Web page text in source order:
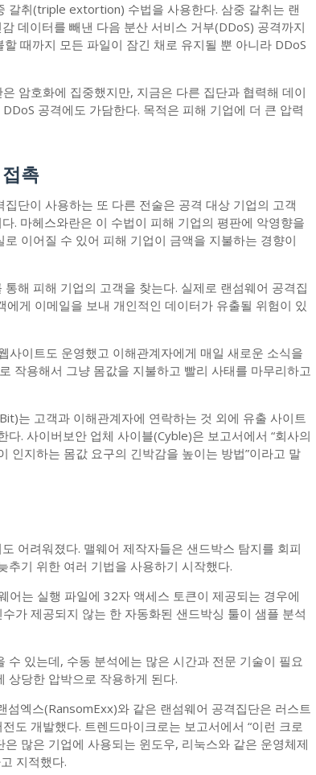
갈취(triple extortion) 수법을 사용한다. 삼중 갈취는 랜
데이터를 빼낸 다음 분산 서비스 거부(DDoS) 공격까지
때까지 모든 파일이 잠긴 채로 유지될 뿐 아니라 DDoS
암호화에 집중했지만, 지금은 다른 집단과 협력해 데이
공격에도 가담한다. 목적은 피해 기업에 더 큰 압력
촉
단이 사용하는 또 다른 전술은 공격 대상 기업의 고객
. 마헤스와란은 이 수법이 피해 기업의 평판에 악영향을
이어질 수 있어 피해 기업이 금액을 지불하는 경향이
해 피해 기업의 고객을 찾는다. 실제로 랜섬웨어 공격집
게 이메일을 보내 개인적인 데이터가 유출될 위험이 있
사이트도 운영했고 이해관계자에게 매일 새로운 소식을
작용해서 그냥 몸값을 지불하고 빨리 사태를 마무리하고
는 고객과 이해관계자에 연락하는 것 외에 유출 사이트
. 사이버보안 업체 사이블(Cyble)은 보고서에서 “회사의
인지하는 몸값 요구의 긴박감을 높이는 방법”이라고 말
어려워졌다. 맬웨어 제작자들은 샌드박스 탐지를 회피
추기 위한 여러 기법을 사용하기 시작했다.
어는 실행 파일에 32자 액세스 토큰이 제공되는 경우에
가 제공되지 않는 한 자동화된 샌드박싱 툴이 샘플 분석
수 있는데, 수동 분석에는 많은 시간과 전문 기술이 필요
상당한 압박으로 작용하게 된다.
엑스(RansomExx)와 같은 랜섬웨어 공격집단은 러스트
도 개발했다. 트렌드마이크로는 보고서에서 “이런 크로
많은 기업에 사용되는 윈도우, 리눅스와 같은 운영체제
지적했다.